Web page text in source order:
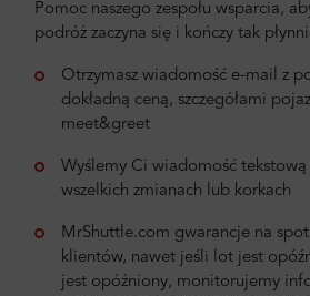
Pomoc naszego zespołu wsparcia,
podróż zaczyna się i kończy tak
Otrzymasz wiadomość e-mail z
dokładną ceną, szczegółami
meet&greet
Wyślemy Ci wiadomość
wszelkich zmianach lub korkach
MrShuttle.com gwarancje na
klientów, nawet jeśli lot jest
jest opóźniony, monitorujemy